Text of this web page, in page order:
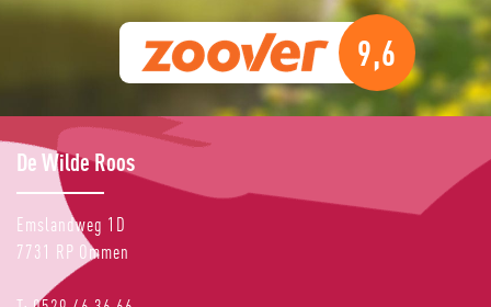
9,6
De Wilde Roos
Emslandweg 1D
7731 RP Ommen